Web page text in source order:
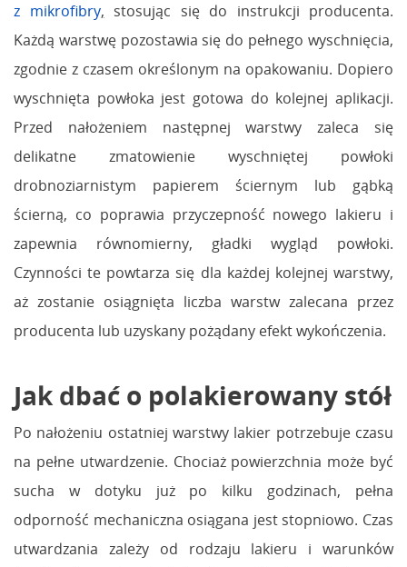
z mikrofibry, stosując się do instrukcji producenta.
Każdą warstwę pozostawia się do pełnego wyschnięcia,
zgodnie z czasem określonym na opakowaniu. Dopiero
wyschnięta powłoka jest gotowa do kolejnej aplikacji.
Przed nałożeniem następnej warstwy zaleca się
delikatne zmatowienie wyschniętej powłoki
drobnoziarnistym papierem ściernym lub gąbką
ścierną, co poprawia przyczepność nowego lakieru i
zapewnia równomierny, gładki wygląd powłoki.
Czynności te powtarza się dla każdej kolejnej warstwy,
aż zostanie osiągnięta liczba warstw zalecana przez
producenta lub uzyskany pożądany efekt wykończenia.
Jak dbać o polakierowany stół
Po nałożeniu ostatniej warstwy lakier potrzebuje czasu
na pełne utwardzenie. Chociaż powierzchnia może być
sucha w dotyku już po kilku godzinach, pełna
odporność mechaniczna osiągana jest stopniowo. Czas
utwardzania zależy od rodzaju lakieru i warunków